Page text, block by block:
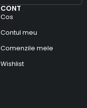
CONT
Cos
Contul meu
Comenzile mele
Wishlist